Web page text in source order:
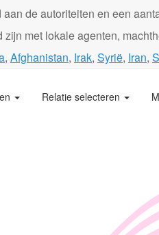
aan de autoriteiten en een
zijn met lokale agenten,
, Afghanistan, Irak, Syrië, Iran,